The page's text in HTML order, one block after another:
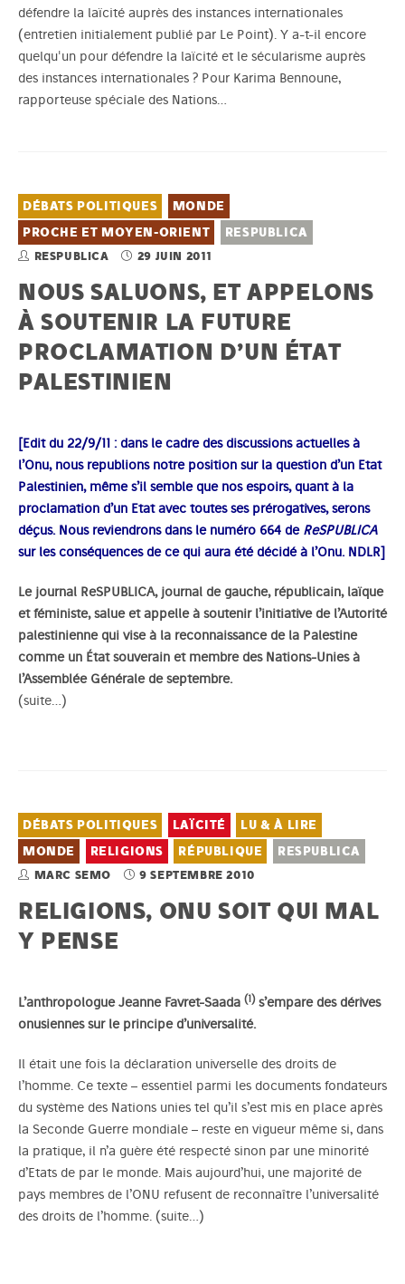
défendre la laïcité auprès des instances internationales
(entretien initialement publié par Le Point). Y a-t-il encore
quelqu'un pour défendre la laïcité et le sécularisme auprès
des instances internationales ? Pour Karima Bennoune,
rapporteuse spéciale des Nations…
DÉBATS POLITIQUES
MONDE
PROCHE ET MOYEN-ORIENT
RESPUBLICA
RESPUBLICA 29 JUIN 2011
NOUS SALUONS, ET APPELONS
À SOUTENIR LA FUTURE
PROCLAMATION D’UN ÉTAT
PALESTINIEN
[Edit du 22/9/11 : dans le cadre des discussions actuelles à
l’Onu, nous republions notre position sur la question d’un Etat
Palestinien, même s’il semble que nos espoirs, quant à la
proclamation d’un Etat avec toutes ses prérogatives, serons
déçus. Nous reviendrons dans le numéro 664 de ReSPUBLICA
sur les conséquences de ce qui aura été décidé à l’Onu. NDLR]
Le journal ReSPUBLICA, journal de gauche, républicain, laïque
et féministe, salue et appelle à soutenir l’initiative de l’Autorité
palestinienne qui vise à la reconnaissance de la Palestine
comme un État souverain et membre des Nations-Unies à
l’Assemblée Générale de septembre.
(suite…)
DÉBATS POLITIQUES LAÏCITÉ
LU & À LIRE
MONDE
RELIGIONS RÉPUBLIQUE RESPUBLICA
MARC SEMO 9 SEPTEMBRE 2010
RELIGIONS, ONU SOIT QUI MAL
Y PENSE
L’anthropologue Jeanne Favret-Saada (1) s’empare des dérives
onusiennes sur le principe d’universalité.
Il était une fois la déclaration universelle des droits de
l’homme. Ce texte – essentiel parmi les documents fondateurs
du système des Nations unies tel qu’il s’est mis en place après
la Seconde Guerre mondiale – reste en vigueur même si, dans
la pratique, il n’a guère été respecté sinon par une minorité
d’Etats de par le monde. Mais aujourd’hui, une majorité de
pays membres de l’ONU refusent de reconnaître l’universalité
des droits de l’homme. (suite…)